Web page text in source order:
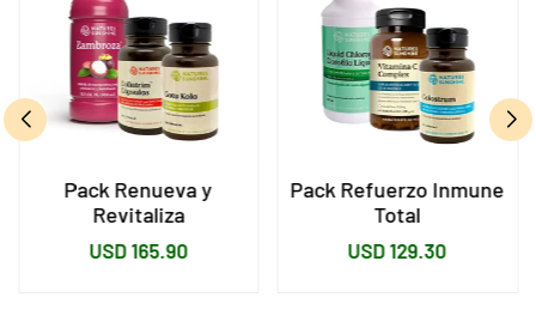
Pack Renueva y
Revitaliza
Precio
USD 165.90
Pack Refuerzo Inmune
Total
Precio
USD 129.30